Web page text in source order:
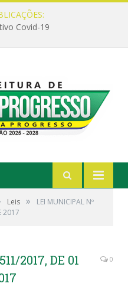
Covid-19
Leis »
LEI MUNICIPAL Nº
2017
2017, DE 01
0